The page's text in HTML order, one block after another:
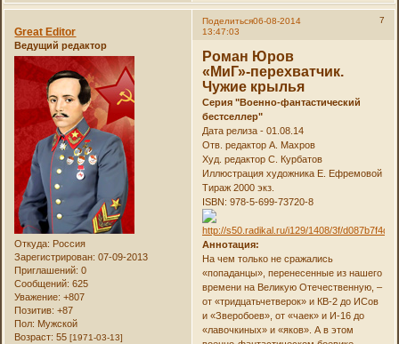
Поделиться 7
06-08-2014
13:47:03
Great Editor
Ведущий редактор
Откуда: Россия
Зарегистрирован: 07-09-2013
Приглашений: 0
Сообщений: 625
Уважение: +807
Позитив: +87
Пол: Мужской
Возраст: 55[1971-03-13]
Роман Юров
«МиГ»-перехватчик.
Чужие крылья
Серия "Военно-фантастический
бестселлер"
Дата релиза - 01.08.14
Отв. редактор А. Махров
Худ. редактор С. Курбатов
Иллюстрация художника Е. Ефремовой
Тираж 2000 экз.
ISBN: 978-5-699-73720-8
Аннотация:
На чем только не сражались
«попаданцы», перенесенные из нашего
времени на Великую Отечественную, –
от «тридцатьчетверок» и КВ-2 до ИСов
и «Зверобоев», от «чаек» и И-16 до
«лавочкиных» и «яков». А в этом